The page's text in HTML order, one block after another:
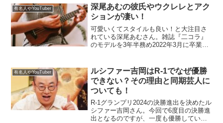
ー」になりたいのか、ギターはなぜ始め
たのか...
有名人やYouTuber
深尾あむの彼氏やウクレレとアク
ションが凄い！
可愛いくてスタイルも良い！と大注目さ
れている深尾あむさん。雑誌『二コラ』
のモデルを3年半務め2022年3月に卒業
いるのか、趣味のウクレレやアクション
演技を調査したところ...
有名人やYouTuber
ルシファー吉岡はR-1でなぜ優勝
できない？その理由と同期芸人に
ついても！
R-1グランプリ2024の決勝進出を決めたル
シファー吉岡さん。今回で6度目の決勝進
出となるのですが、一度も優勝していま